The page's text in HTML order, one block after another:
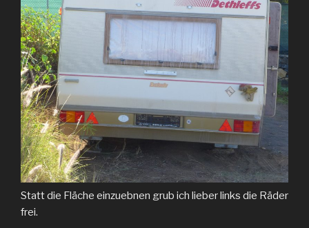
Statt die Fläche einzuebnen grub ich lieber links die Räder
frei.